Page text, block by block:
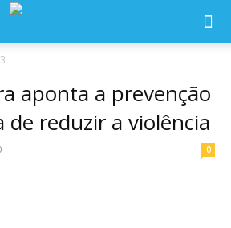
aponta a prevenção
reduzir a violência
0